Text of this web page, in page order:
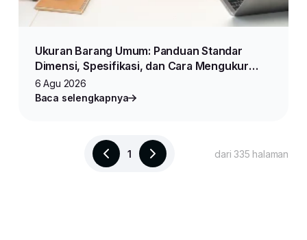
Ukuran Barang Umum: Panduan Standar
Dimensi, Spesifikasi, dan Cara Mengukur
Produk untuk Jualan Online
6 Agu 2026
Baca selengkapnya
1 dari 335 halaman